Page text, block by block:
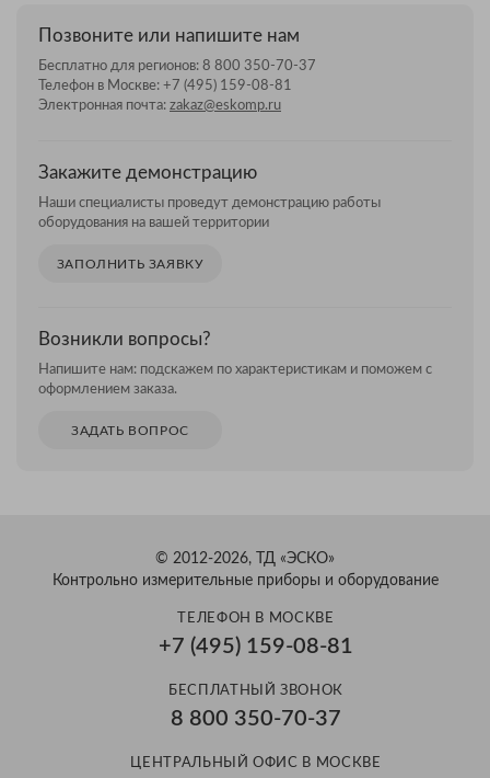
Здравствуйте! Готов помочь
вам. Напишите мне, если у
Позвоните или напишите нам
Бесплатно для регионов: 8 800 350-70-37
Телефон в Москве: +7 (495) 159-08-81
Электронная почта: zakaz@eskomp.ru
Закажите демонстрацию
Наши специалисты проведут демонстрацию работы
оборудования на вашей территории
ЗАПОЛНИТЬ ЗАЯВКУ
Возникли вопросы?
Напишите нам: подскажем по характеристикам и поможем с
оформлением заказа.
ЗАДАТЬ ВОПРОС
© 2012-2026, ТД «ЭСКО»
Контрольно измерительные приборы и оборудование
ТЕЛЕФОН В МОСКВЕ
+7 (495) 159-08-81
БЕСПЛАТНЫЙ ЗВОНОК
8 800 350-70-37
ЦЕНТРАЛЬНЫЙ ОФИС В МОСКВЕ